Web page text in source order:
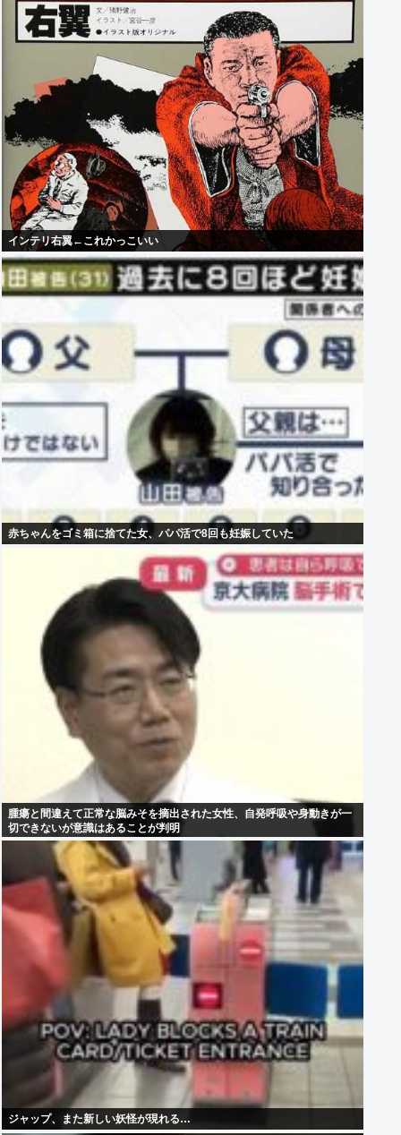
インテリ右翼←これかっこいい
赤ちゃんをゴミ箱に捨てた女、パパ活で8回も妊娠していた
腫瘍と間違えて正常な脳みそを摘出された女性、自発呼吸や身動きが一
切できないが意識はあることが判明
ジャップ、また新しい妖怪が現れる…